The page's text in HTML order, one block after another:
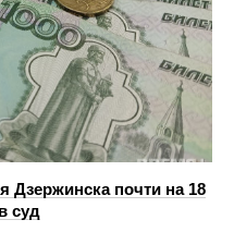
почти на 18
суд